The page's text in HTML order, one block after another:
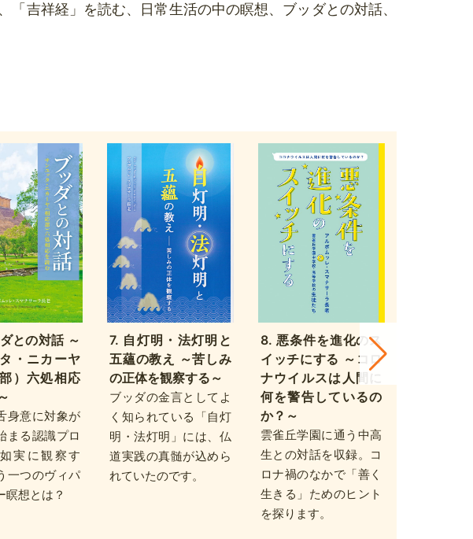
吉祥経」を読む、日常生活の中の瞑想、ブッダとの対話、
との対話 ～
・ニカーヤ
部）六処相応
身意に対象が
まる認識プロ
実に観察す
一つのヴィパ
瞑想とは？
7. 自灯明・法灯明と
五蘊の教え ～苦しみ
の正体を観察する～
ブッダの金言としてよ
く知られている「自灯
明・法灯明」には、仏
道実践の真髄が込めら
れていたのです。
8. 悪条件を進化のス
イッチにする ～コロ
ナウイルスは人間に
何を警告しているの
か？～
雲雀丘学園に通う中高
生との対話を収録。コ
ロナ禍のなかで「善く
生きる」ためのヒント
を探ります。